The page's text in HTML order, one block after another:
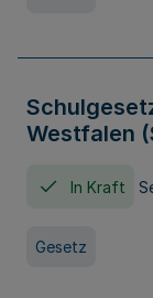
Westfalen
In Kraft
Gesetz